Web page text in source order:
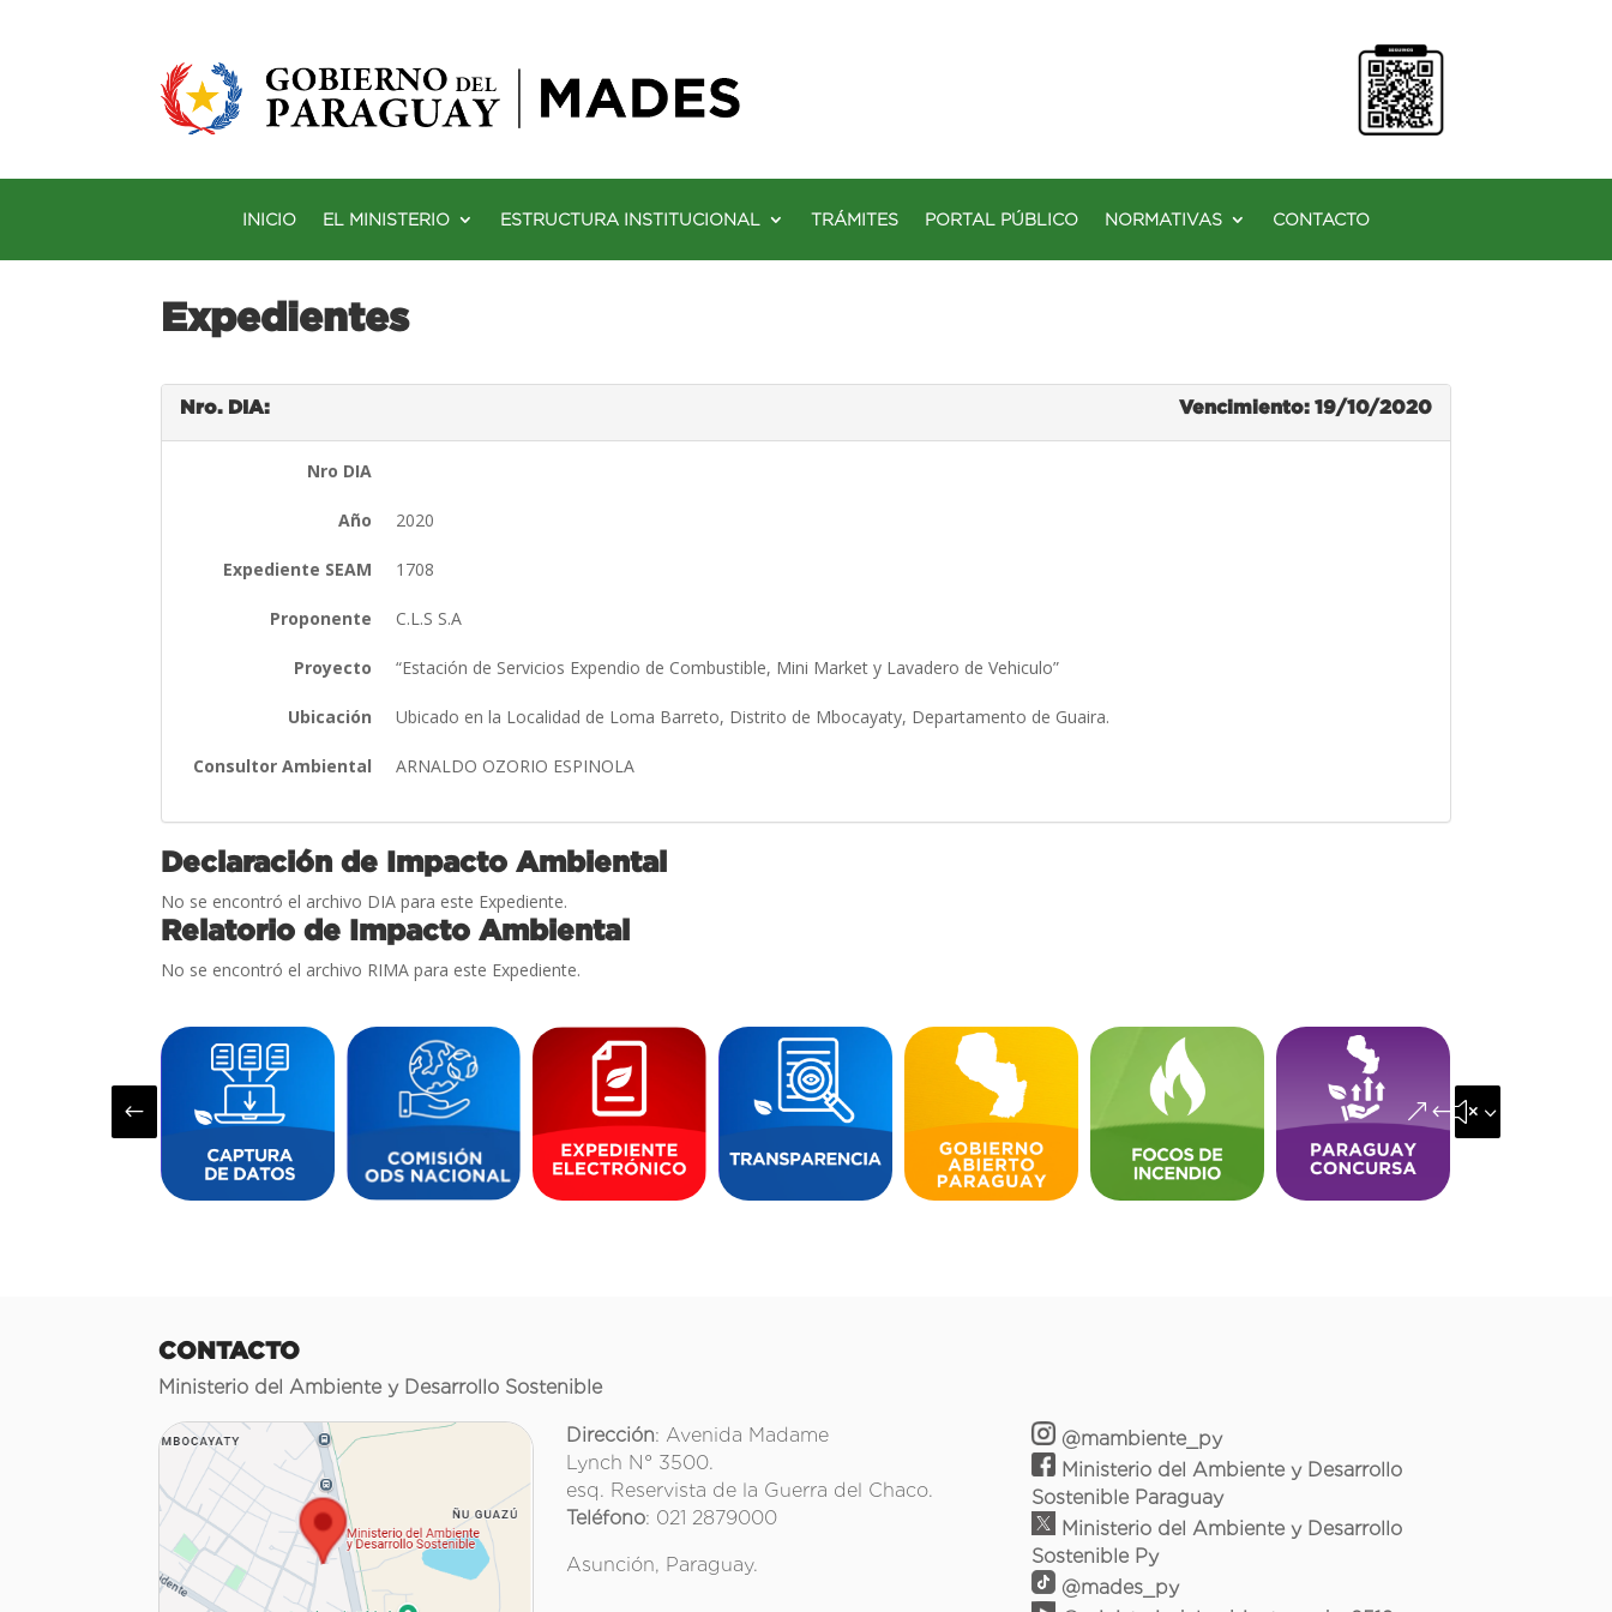
INICIO EL MINISTERIO ESTRUCTURA INSTITUCIONAL TRÁMITES PORTAL PÚBLICO NORMATIVAS CONTACTO
Expedientes
Nro. DIA: Vencimiento: 19/10/2020
Nro DIA
Año 2020
Expediente SEAM 1708
Proponente C.L.S S.A
Proyecto “Estación de Servicios Expendio de Combustible, Mini Market y Lavadero de Vehiculo”
Ubicación Ubicado en la Localidad de Loma Barreto, Distrito de Mbocayaty, Departamento de Guaira.
Consultor Ambiental ARNALDO OZORIO ESPINOLA
Declaración de Impacto Ambiental
No se encontró el archivo DIA para este Expediente.
Relatorio de Impacto Ambiental
No se encontró el archivo RIMA para este Expediente.
# &#x35;
CONTACTO
Ministerio del Ambiente y Desarrollo Sostenible
Dirección: Avenida Madame
Lynch N° 3500.
esq. Reservista de la Guerra del Chaco.
Teléfono: 021 2879000
Asunción, Paraguay.
@mambiente_py
Ministerio del Ambiente y Desarrollo
Sostenible Paraguay
Ministerio del Ambiente y Desarrollo
Sostenible Py
@mades_py